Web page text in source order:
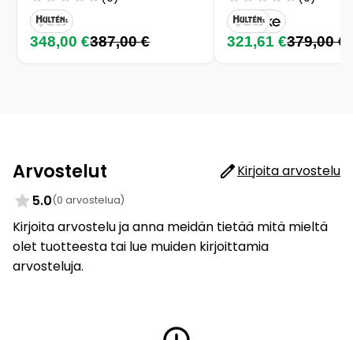
348,00 €387,00 € 321,61 €379,00 €
Arvostelut
Kirjoita arvostelu
5.0(0 arvostelua)
Kirjoita arvostelu ja anna meidän tietää mitä mieltä
olet tuotteesta tai lue muiden kirjoittamia
arvosteluja.